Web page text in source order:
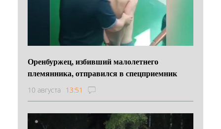
Оренбуржец, избивший малолетнего
племянника, отправился в спецприемник
10 августа 13:51